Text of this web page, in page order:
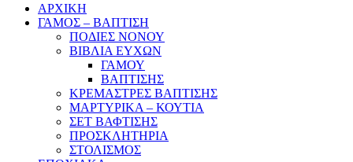
ΑΡΧΙΚΗ
ΓΑΜΟΣ – ΒΑΠΤΙΣΗ
ΠΟΔΙΕΣ ΝΟΝΟΥ
ΒΙΒΛΙΑ ΕΥΧΩΝ
ΓΑΜΟΥ
ΒΑΠΤΙΣΗΣ
ΚΡΕΜΑΣΤΡΕΣ ΒΑΠΤΙΣΗΣ
ΜΑΡΤΥΡΙΚΑ – ΚΟΥΤΙΑ
ΣΕΤ ΒΑΦΤΙΣΗΣ
ΠΡΟΣΚΛΗΤΗΡΙΑ
ΣΤΟΛΙΣΜΟΣ